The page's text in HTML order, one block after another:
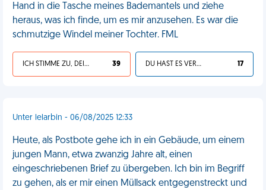
Hand in die Tasche meines Bademantels und ziehe
heraus, was ich finde, um es mir anzusehen. Es war die
schmutzige Windel meiner Tochter. FML
ICH STIMME ZU, DEIN LEBEN IST SCHEISSE 39 DU HAST ES VERDIENT 17
Unter lelarbin - 06/08/2025 12:33
Heute, als Postbote gehe ich in ein Gebäude, um einem
jungen Mann, etwa zwanzig Jahre alt, einen
eingeschriebenen Brief zu übergeben. Ich bin im Begriff
zu gehen, als er mir einen Müllsack entgegenstreckt und